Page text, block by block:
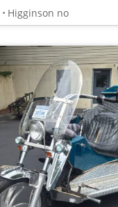
Higginson no